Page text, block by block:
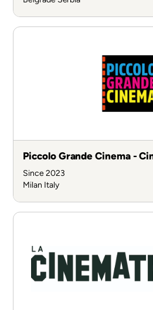
Piccolo Grande Cinema -
Since 2023
Milan Italy